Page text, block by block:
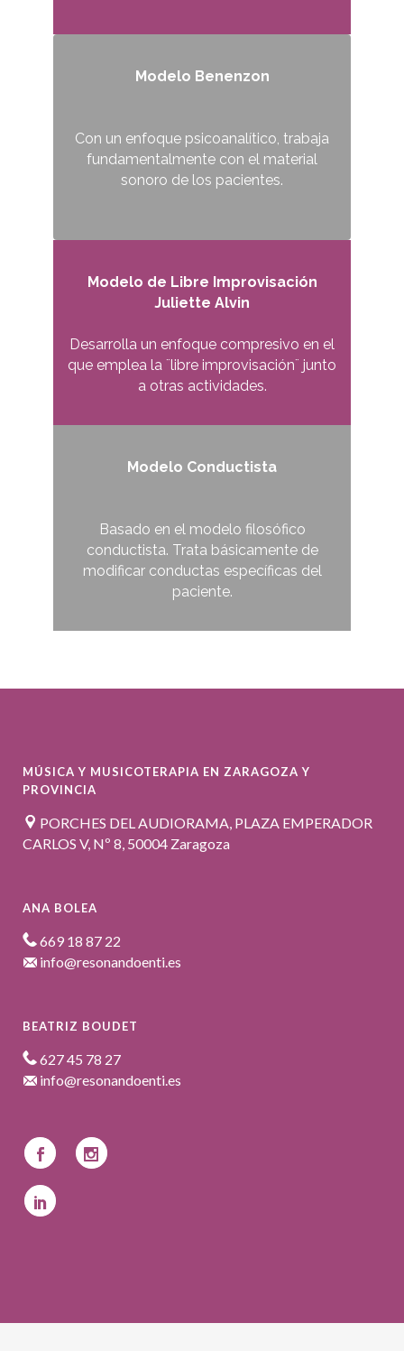
Modelo Benenzon
Con un enfoque psicoanalítico, trabaja
fundamentalmente con el material
sonoro de los pacientes.
Modelo de Libre Improvisación
Juliette Alvin
Desarrolla un enfoque compresivo en el
que emplea la ¨libre improvisación¨ junto
a otras actividades.
Modelo Conductista
Basado en el modelo filosófico
conductista. Trata básicamente de
modificar conductas específicas del
paciente.
MÚSICA Y MUSICOTERAPIA EN ZARAGOZA Y
PROVINCIA
PORCHES DEL AUDIORAMA, PLAZA EMPERADOR
CARLOS V, Nº 8, 50004 Zaragoza
ANA BOLEA
669 18 87 22
info@resonandoenti.es
BEATRIZ BOUDET
627 45 78 27
info@resonandoenti.es